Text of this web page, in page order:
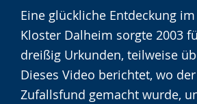
Sprache
wechseln.
Unterstützung.
in
Deutscher
Gebärdensprache
wird
angezeigt.
Eine glückliche Entdeckung
Kloster Dalheim sorgte 2003
dreißig Urkunden, teilweise
Dieses Video berichtet, wo
Zufallsfund gemacht wurde,